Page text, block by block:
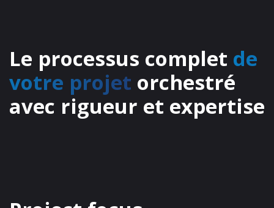
Le processus complet de
votre projet orchestré
avec rigueur et expertise